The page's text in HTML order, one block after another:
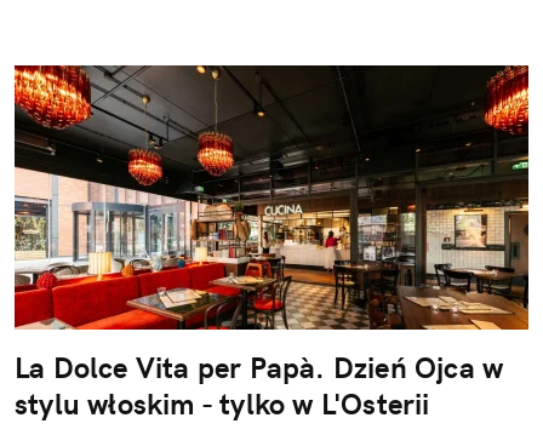
La Dolce Vita per Papà. Dzień Ojca w
stylu włoskim - tylko w L'Osterii